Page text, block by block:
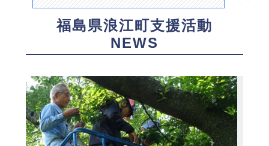
福島県浪江町支援活動
NEWS